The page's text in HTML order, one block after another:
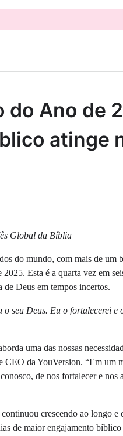
do Ano de
atinge
Global da Bíblia
do mundo, com mais de um
Esta é a quarta vez em
Deus em tempos incertos.
seu Deus. Eu o fortalecerei e
uma das nossas
da YouVersion. “Em um
de nos fortalecer e nos
crescendo ao longo e
de maior engajamento